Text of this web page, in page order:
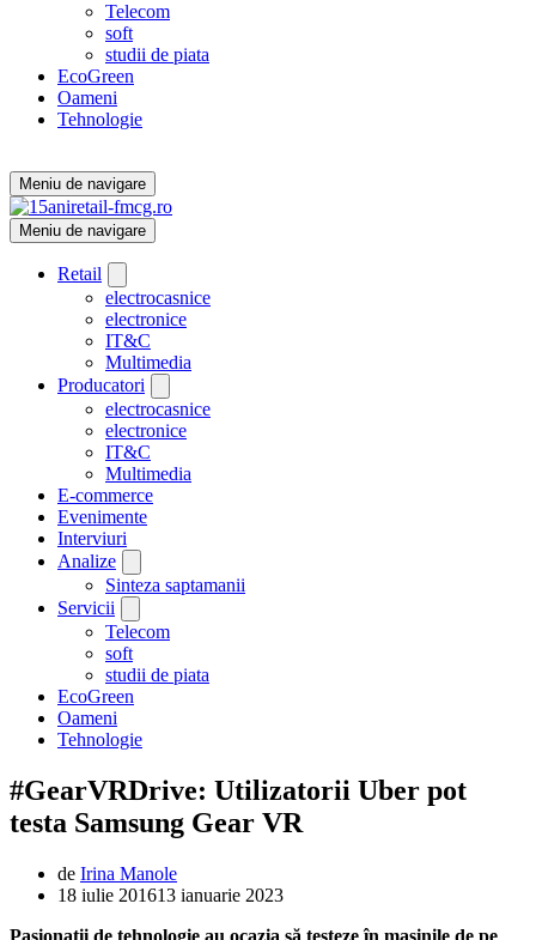
Telecom
soft
studii de piata
EcoGreen
Oameni
Tehnologie
Meniu de navigare
Meniu de navigare
Retail
electrocasnice
electronice
IT&C
Multimedia
Producatori
electrocasnice
electronice
IT&C
Multimedia
E-commerce
Evenimente
Interviuri
Analize
Sinteza saptamanii
Servicii
Telecom
soft
studii de piata
EcoGreen
Oameni
Tehnologie
#GearVRDrive: Utilizatorii Uber pot
testa Samsung Gear VR
de Irina Manole
18 iulie 201613 ianuarie 2023
Pasionații de tehnologie au ocazia să testeze în mașinile de pe